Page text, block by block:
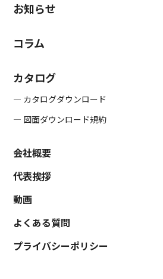
お知らせ
コラム
カタログ
― カタログダウンロード
― 図面ダウンロード規約
会社概要
代表挨拶
動画
よくある質問
プライバシーポリシー